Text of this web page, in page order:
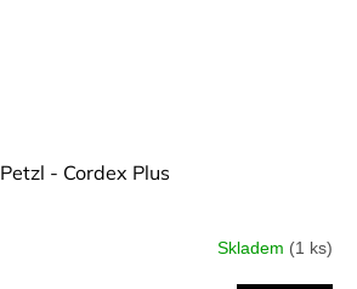
Petzl - Cordex Plus
Skladem (1 ks)